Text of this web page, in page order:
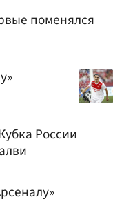
поменялся
России